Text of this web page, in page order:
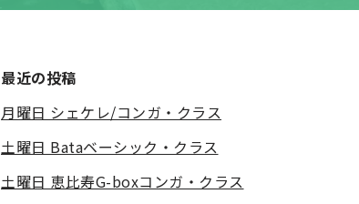
最近の投稿
月曜日 シェケレ/コンガ・クラス
土曜日 Bataベーシック・クラス
土曜日 恵比寿G-boxコンガ・クラス